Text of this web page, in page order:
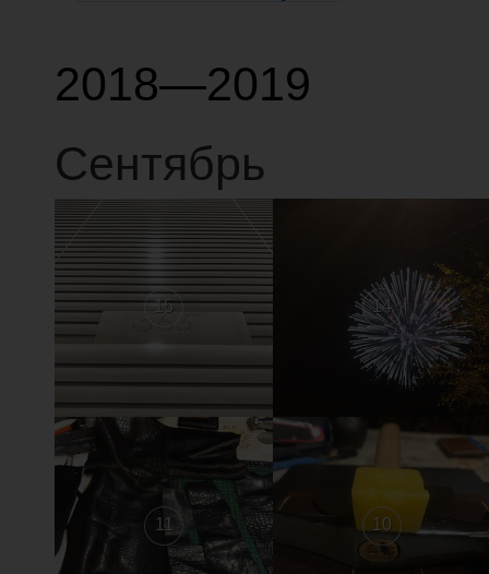
2018—2019
Сентябрь
15 14
11 10